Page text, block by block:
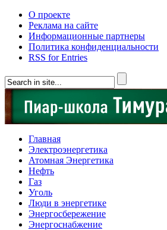
О проекте
Реклама на сайте
Информационные партнеры
Политика конфиденциальности
RSS for Entries
Главная
Электроэнергетика
Атомная Энергетика
Нефть
Газ
Уголь
Люди в энергетике
Энергосбережение
Энергоснабжение